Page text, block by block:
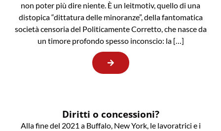
non poter più dire niente. È un leitmotiv, quello di una
distopica “dittatura delle minoranze”, della fantomatica
società censoria del Politicamente Corretto, che nasce da
un timore profondo spesso inconscio: la […]
Diritti o concessioni?
Alla fine del 2021 a Buffalo, New York, le lavoratrici e i